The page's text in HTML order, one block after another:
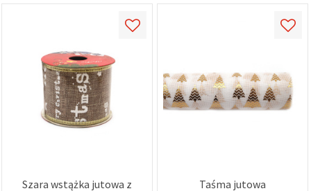
Szara wstążka jutowa z
Taśma jutowa